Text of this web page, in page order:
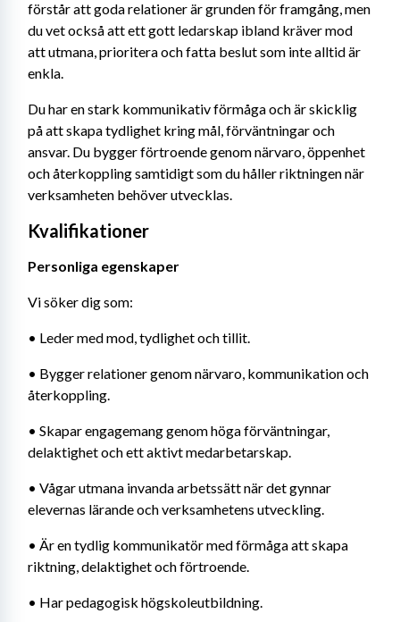
förstår att goda relationer är grunden för framgång, men
du vet också att ett gott ledarskap ibland kräver mod
att utmana, prioritera och fatta beslut som inte alltid är
enkla.
Du har en stark kommunikativ förmåga och är skicklig
på att skapa tydlighet kring mål, förväntningar och
ansvar. Du bygger förtroende genom närvaro, öppenhet
och återkoppling samtidigt som du håller riktningen när
verksamheten behöver utvecklas.
Kvalifikationer
Personliga egenskaper
Vi söker dig som:
• Leder med mod, tydlighet och tillit.
• Bygger relationer genom närvaro, kommunikation och
återkoppling.
• Skapar engagemang genom höga förväntningar,
delaktighet och ett aktivt medarbetarskap.
• Vågar utmana invanda arbetssätt när det gynnar
elevernas lärande och verksamhetens utveckling.
• Är en tydlig kommunikatör med förmåga att skapa
riktning, delaktighet och förtroende.
• Har pedagogisk högskoleutbildning.